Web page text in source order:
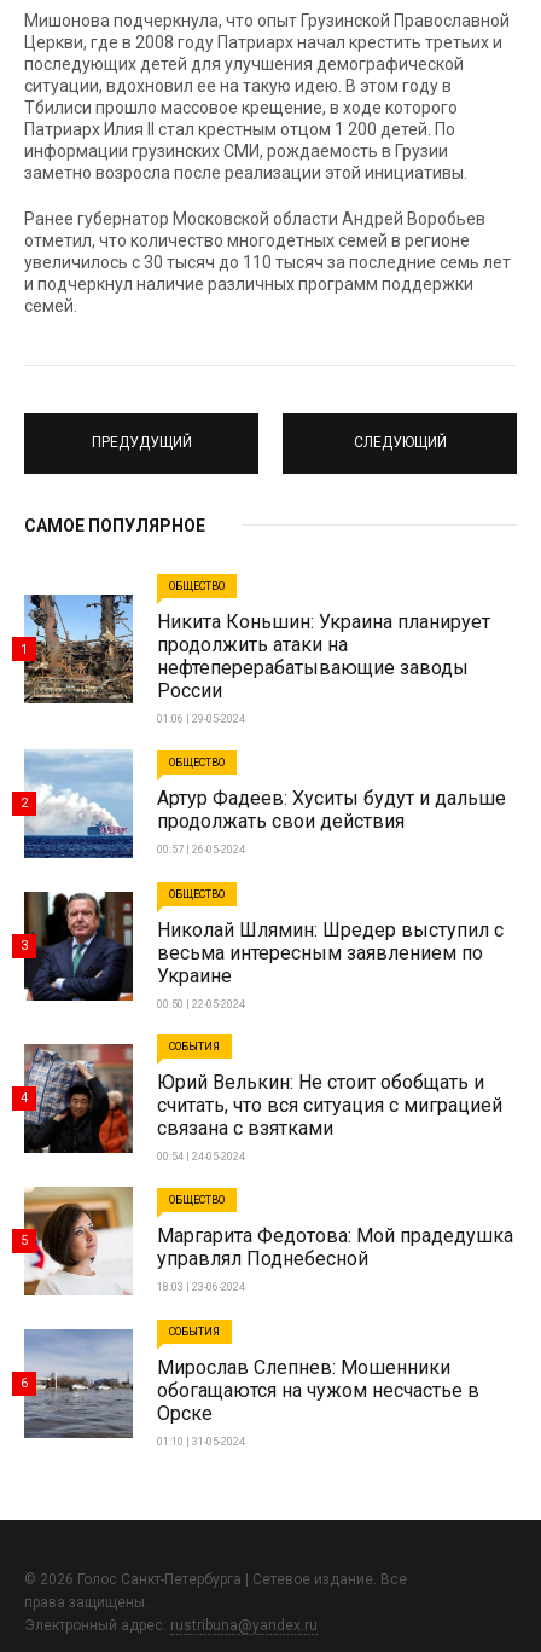
Мишонова подчеркнула, что опыт Грузинской Православной
Церкви, где в 2008 году Патриарх начал крестить третьих и
последующих детей для улучшения демографической
ситуации, вдохновил ее на такую идею. В этом году в
Тбилиси прошло массовое крещение, в ходе которого
Патриарх Илия II стал крестным отцом 1 200 детей. По
информации грузинских СМИ, рождаемость в Грузии
заметно возросла после реализации этой инициативы.
Ранее губернатор Московской области Андрей Воробьев
отметил, что количество многодетных семей в регионе
увеличилось с 30 тысяч до 110 тысяч за последние семь лет
и подчеркнул наличие различных программ поддержки
семей.
ПРЕДУДУЩИЙ СЛЕДУЮЩИЙ
САМОЕ ПОПУЛЯРНОЕ
ОБЩЕСТВО
Никита Коньшин: Украина планирует
продолжить атаки на
нефтеперерабатывающие заводы
России
01:06 | 29-05-2024
1
ОБЩЕСТВО
Артур Фадеев: Хуситы будут и дальше
продолжать свои действия
00:57 | 26-05-2024
2
ОБЩЕСТВО
Николай Шлямин: Шредер выступил с
весьма интересным заявлением по
Украине
00:50 | 22-05-2024
3
СОБЫТИЯ
Юрий Велькин: Не стоит обобщать и
считать, что вся ситуация с миграцией
связана с взятками
00:54 | 24-05-2024
4
ОБЩЕСТВО
Маргарита Федотова: Мой прадедушка
управлял Поднебесной
18:03 | 23-06-2024
5
СОБЫТИЯ
Мирослав Слепнев: Мошенники
обогащаются на чужом несчастье в
Орске
01:10 | 31-05-2024
6
© 2026 Голос Санкт-Петербурга | Сетевое издание. Все
права защищены.
Электронный адрес: rustribuna@yandex.ru